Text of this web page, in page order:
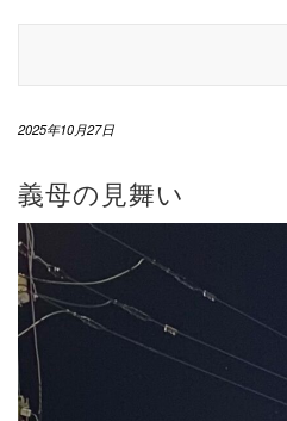
2025年10月27日
義母の見舞い